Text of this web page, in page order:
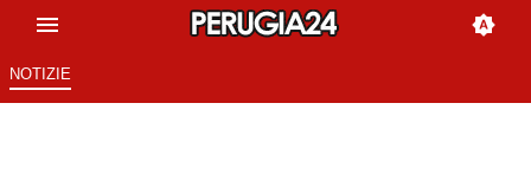
NOTIZIE